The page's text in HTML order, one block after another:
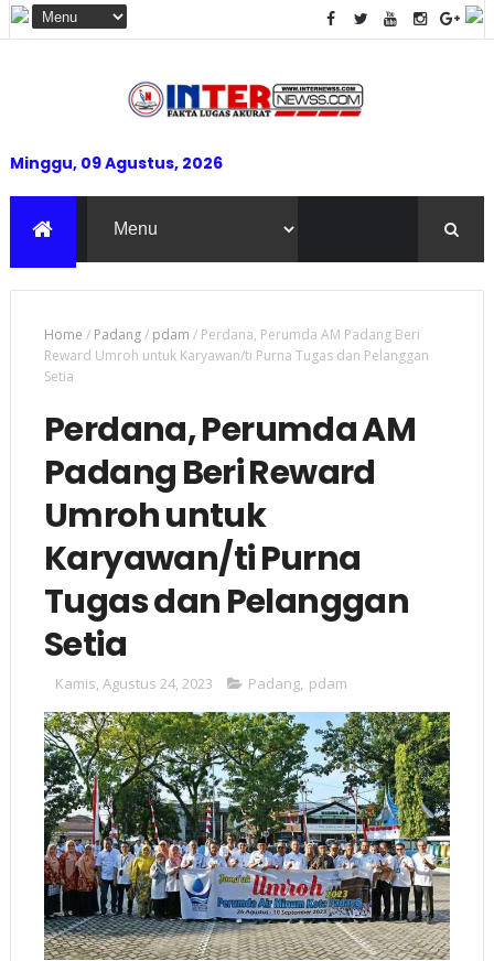
Minggu, 09 Agustus, 2026
Home / Padang/ pdam / Perdana, Perumda AM Padang Beri
Reward Umroh untuk Karyawan/ti Purna Tugas dan Pelanggan
Setia
Perdana, Perumda AM
Padang Beri Reward
Umroh untuk
Karyawan/ti Purna
Tugas dan Pelanggan
Setia
Kamis, Agustus 24, 2023 Padang, pdam